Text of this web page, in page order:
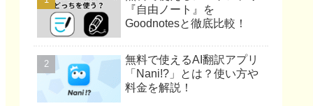
『自由ノート』を
Goodnotesと徹底比較！
無料で使えるAI翻訳アプリ
「Nani!?」とは？使い方や
料金を解説！